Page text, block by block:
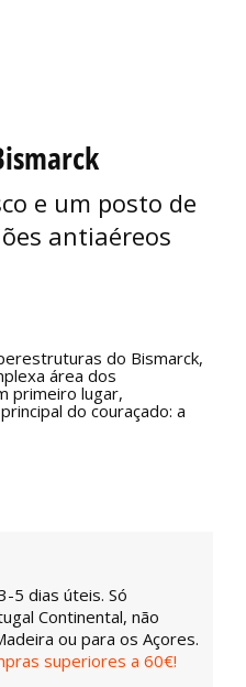
e um posto de
antiaéreos
do Bismarck,
área dos
primeiro lugar,
do couraçado: a
5 dias úteis. Só
Continental, não
ou para os Açores.
superiores a 60€!